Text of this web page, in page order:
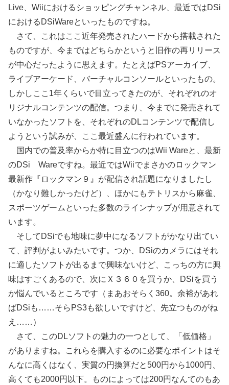
Live、Wiiにおけるショッピングチャンネル、最近ではDSi
におけるDSiWareといったものですね。
さて、これはここ近年発売されたハードから搭載された
ものですが、今まではどちらかというと旧作の再リリース
が中心だったように思えます。たとえばPSアーカイブ、
ライブアーケード、バーチャルコンソールといったもの。
しかしここ1年くらいで目立ってきたのが、それぞれのオ
リジナルコンテンツの配信。つまり、今までに発売されて
いなかったソフトを、それぞれのDLコンテンツで配信し
ようという試みが、ここ最近盛んに行われています。
国内での普及率からか特に目立つのはWii Wareと、最新
のDSi Wareですね。最近ではWiiでまさかのロックマン
最新作『ロックマン９』が配信され話題になりましたし
（かなり難しかったけど）、ほかにもテトリスから麻雀、
スポーツゲームといった多数のラインナップが用意されて
います。
そしてDSiでも地味に夢中になるソフトがかなり出てい
て、評判がよいみたいです。つか、DSiのカメラにはそれ
に適したソフトが出るまで興味ないけど、こっちの方に興
味はすごくあるので、次にＸ３６０を買うか、DSiを買う
か悩んでいるところです（まあおそらく360。余裕があれ
ばDSiも……そらPS3も欲しいですけど、先立つものがね
え……）
さて、このDLソフトの魅力の一つとして、「低価格」
がありますね。これらを購入するのに必要なポイントはそ
んなに高くはなく、実質の円換算だと500円から1000円、
高くても2000円以下。ものによっては200円なんてのもあ